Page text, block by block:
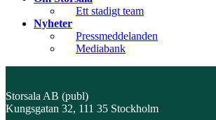
Ett stadigt team
Nyheter
Pressmeddelanden
Mediabank
Storsala AB (publ)
Kungsgatan 32, 111 35 Stockholm